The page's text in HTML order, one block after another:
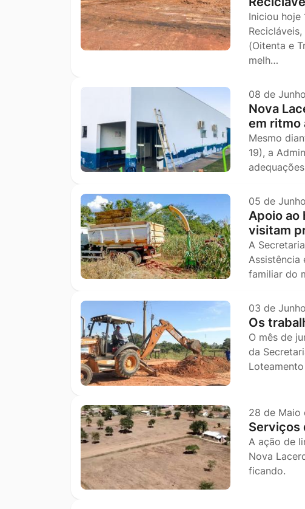
Iniciou hoje
(Oitenta e
melh…
08 de
Nova
em ritmo
Mesmo
19), a
05 de
Apoio ao
visitam
A
Assistência
familiar do
03 de
Os
O mês de
da
28 de Maio
Serviços
A ação de
Nova
ficando.